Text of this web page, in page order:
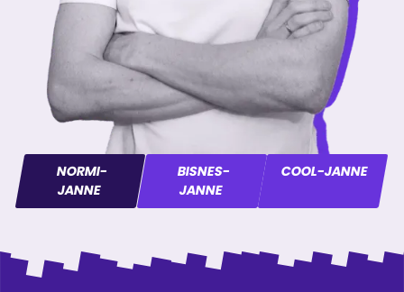
NORMI-
JANNE
BISNES-
JANNE
COOL-JANNE